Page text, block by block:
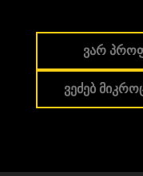
ვარ
ვეძებ